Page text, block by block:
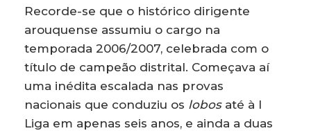
Recorde-se que o histórico dirigente
arouquense assumiu o cargo na
temporada 2006/2007, celebrada com o
título de campeão distrital. Começava aí
uma inédita escalada nas provas
nacionais que conduziu os lobos até à I
Liga em apenas seis anos, e ainda a duas